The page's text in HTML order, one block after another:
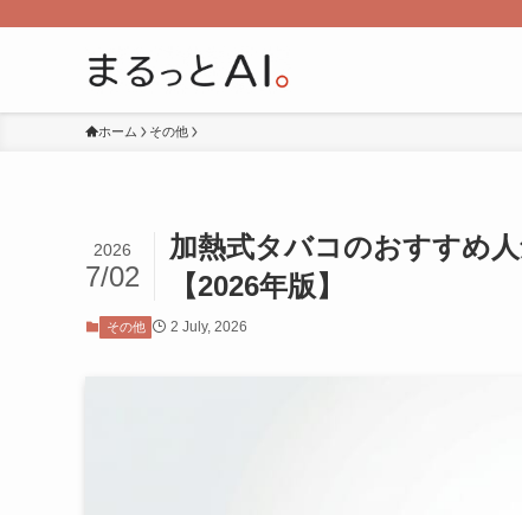
ホーム その他
加熱式タバコのおすすめ
【2026年版】
2026
7/02
その他 2 July, 2026